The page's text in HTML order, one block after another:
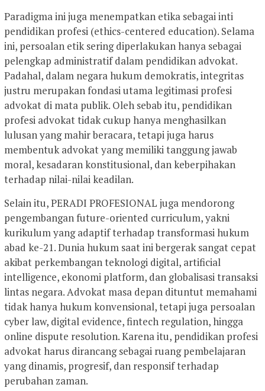
Paradigma ini juga menempatkan etika sebagai inti
pendidikan profesi (ethics-centered education). Selama
ini, persoalan etik sering diperlakukan hanya sebagai
pelengkap administratif dalam pendidikan advokat.
Padahal, dalam negara hukum demokratis, integritas
justru merupakan fondasi utama legitimasi profesi
advokat di mata publik. Oleh sebab itu, pendidikan
profesi advokat tidak cukup hanya menghasilkan
lulusan yang mahir beracara, tetapi juga harus
membentuk advokat yang memiliki tanggung jawab
moral, kesadaran konstitusional, dan keberpihakan
terhadap nilai-nilai keadilan.
Selain itu, PERADI PROFESIONAL juga mendorong
pengembangan future-oriented curriculum, yakni
kurikulum yang adaptif terhadap transformasi hukum
abad ke-21. Dunia hukum saat ini bergerak sangat cepat
akibat perkembangan teknologi digital, artificial
intelligence, ekonomi platform, dan globalisasi transaksi
lintas negara. Advokat masa depan dituntut memahami
tidak hanya hukum konvensional, tetapi juga persoalan
cyber law, digital evidence, fintech regulation, hingga
online dispute resolution. Karena itu, pendidikan profesi
advokat harus dirancang sebagai ruang pembelajaran
yang dinamis, progresif, dan responsif terhadap
perubahan zaman.